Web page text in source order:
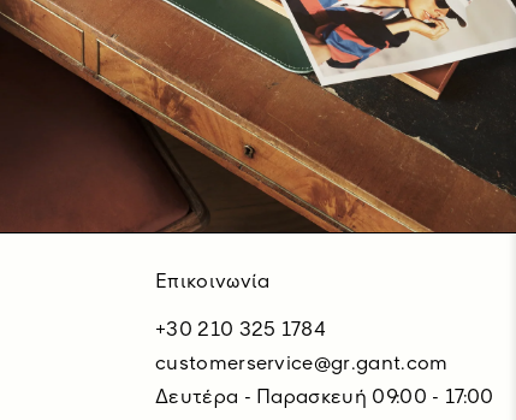
Επικοινωνία
+30 210 325 1784
customerservice@gr.gant.com
Δευτέρα - Παρασκευή 09:00 - 17:00